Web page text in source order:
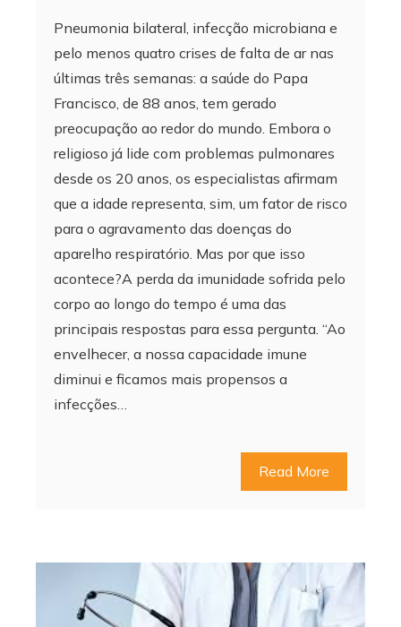
Pneumonia bilateral, infecção microbiana e
pelo menos quatro crises de falta de ar nas
últimas três semanas: a saúde do Papa
Francisco, de 88 anos, tem gerado
preocupação ao redor do mundo. Embora o
religioso já lide com problemas pulmonares
desde os 20 anos, os especialistas afirmam
que a idade representa, sim, um fator de risco
para o agravamento das doenças do
aparelho respiratório. Mas por que isso
acontece?A perda da imunidade sofrida pelo
corpo ao longo do tempo é uma das
principais respostas para essa pergunta. “Ao
envelhecer, a nossa capacidade imune
diminui e ficamos mais propensos a
infecções…
Read More